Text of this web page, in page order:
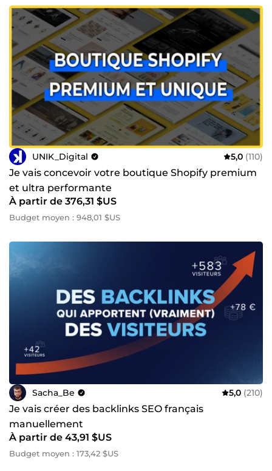
UNIK_Digital 5,0 (110)
Je vais concevoir votre boutique Shopify premium
et ultra performante
À partir de 376,31 $US
Budget moyen : 948,01 $US
Sacha_Be 5,0 (210)
Je vais créer des backlinks SEO français
manuellement
À partir de 43,91 $US
Budget moyen : 173,42 $US